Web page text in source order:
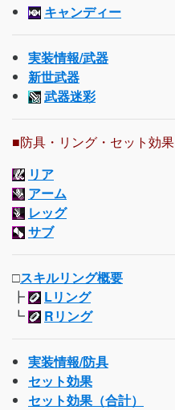
キャンディー
実装情報/武器
新世武器
武器迷彩
■防具・リング・セット効果
リア
アーム
レッグ
サブ
□スキルリング概要
┣
Lリング
┗
Rリング
実装情報/防具
セット効果
セット効果（合計）